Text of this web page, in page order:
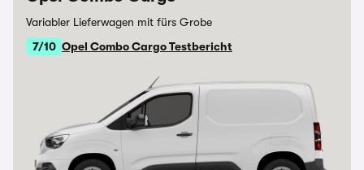
Variabler Lieferwagen mit fürs Grobe
7/10 Opel Combo Cargo Testbericht